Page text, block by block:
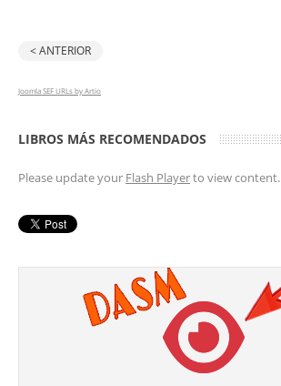
< ANTERIOR
Joomla SEF URLs by Artio
LIBROS MÁS RECOMENDADOS
Please update your Flash Playerto view content.